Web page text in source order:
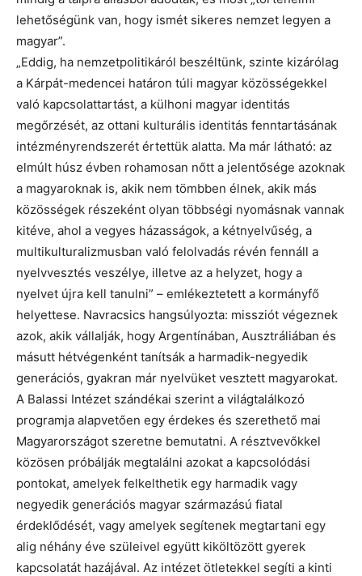
lehetőségünk van, hogy ismét sikeres nemzet legyen a
magyar”.
„Eddig, ha nemzetpolitikáról beszéltünk, szinte kizárólag
a Kárpát-medencei határon túli magyar közösségekkel
való kapcsolattartást, a külhoni magyar identitás
megőrzését, az ottani kulturális identitás fenntartásának
intézményrendszerét értettük alatta. Ma már látható: az
elmúlt húsz évben rohamosan nőtt a jelentősége azoknak
a magyaroknak is, akik nem tömbben élnek, akik más
közösségek részeként olyan többségi nyomásnak vannak
kitéve, ahol a vegyes házasságok, a kétnyelvűség, a
multikulturalizmusban való felolvadás révén fennáll a
nyelvvesztés veszélye, illetve az a helyzet, hogy a
nyelvet újra kell tanulni” – emlékeztetett a kormányfő
helyettese. Navracsics hangsúlyozta: missziót végeznek
azok, akik vállalják, hogy Argentínában, Ausztráliában és
másutt hétvégenként tanítsák a harmadik-negyedik
generációs, gyakran már nyelvüket vesztett magyarokat.
A Balassi Intézet szándékai szerint a világtalálkozó
programja alapvetően egy érdekes és szerethető mai
Magyarországot szeretne bemutatni. A résztvevőkkel
közösen próbálják megtalálni azokat a kapcsolódási
pontokat, amelyek felkelthetik egy harmadik vagy
negyedik generációs magyar származású fiatal
érdeklődését, vagy amelyek segítenek megtartani egy
alig néhány éve szüleivel együtt kiköltözött gyerek
kapcsolatát hazájával. Az intézet ötletekkel segíti a kinti